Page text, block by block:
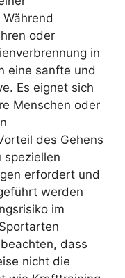
oder
in
eine sanfte und
Es eignet sich
Menschen oder
des Gehens
speziellen
erfordert und
werden
im
dass
nicht die